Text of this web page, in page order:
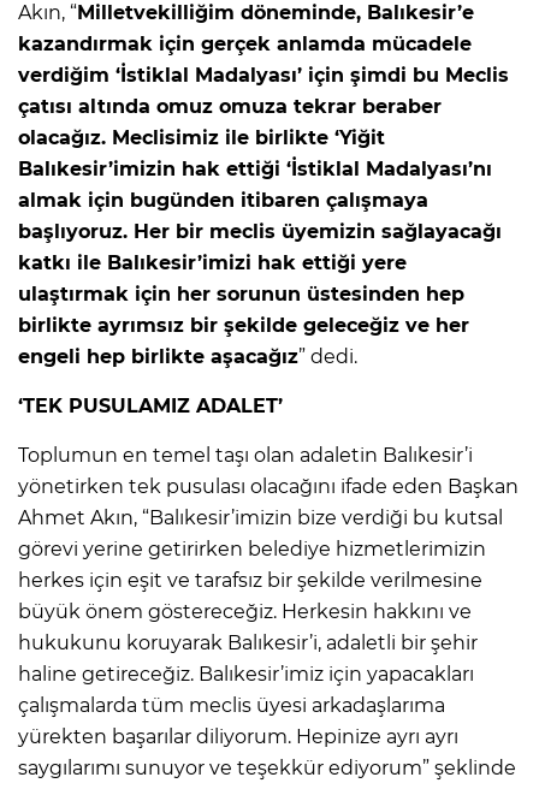
Akın, “Milletvekilliğim döneminde, Balıkesir’e
kazandırmak için gerçek anlamda mücadele
verdiğim ‘İstiklal Madalyası’ için şimdi bu Meclis
çatısı altında omuz omuza tekrar beraber
olacağız. Meclisimiz ile birlikte ‘Yiğit
Balıkesir’imizin hak ettiği ‘İstiklal Madalyası’nı
almak için bugünden itibaren çalışmaya
başlıyoruz. Her bir meclis üyemizin sağlayacağı
katkı ile Balıkesir’imizi hak ettiği yere
ulaştırmak için her sorunun üstesinden hep
birlikte ayrımsız bir şekilde geleceğiz ve her
engeli hep birlikte aşacağız” dedi.
‘TEK PUSULAMIZ ADALET’
Toplumun en temel taşı olan adaletin Balıkesir’i
yönetirken tek pusulası olacağını ifade eden Başkan
Ahmet Akın, “Balıkesir’imizin bize verdiği bu kutsal
görevi yerine getirirken belediye hizmetlerimizin
herkes için eşit ve tarafsız bir şekilde verilmesine
büyük önem göstereceğiz. Herkesin hakkını ve
hukukunu koruyarak Balıkesir’i, adaletli bir şehir
haline getireceğiz. Balıkesir’imiz için yapacakları
çalışmalarda tüm meclis üyesi arkadaşlarıma
yürekten başarılar diliyorum. Hepinize ayrı ayrı
saygılarımı sunuyor ve teşekkür ediyorum” şeklinde